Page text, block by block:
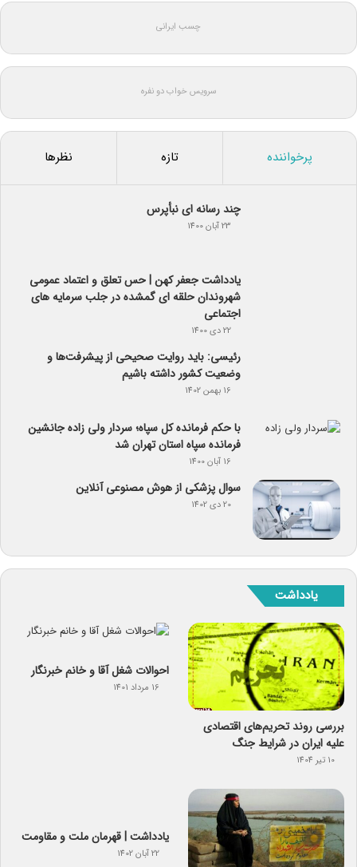
چسب ایرانی
سرویس خواب دو نفره
پرخواننده تازه نظرها
چند رسانه ای نبأپرس
23 آبان 1400
یادداشت جعفر کهن | حس تعلق و اعتماد عمومی
شهروندان حلقه ای گمشده در جلب سرمایه های
اجتماعی
22 دی 1400
رئیسی: باید روایت صحیحی از پیشرفت‌ها و
وضعیت کشور داشته باشیم
16 بهمن 1402
با حکم فرمانده کل سپاه؛ سردار ولی زاده جانشین
فرمانده سپاه استان تهران شد
16 آبان 1400
سوال پزشکی از هوش مصنوعی آنلاین
20 دی 1402
یادداشت
بررسی روند تحریم‌های اقتصادی
علیه ایران در شرایط جنگ
10 تیر 1404
احوالات شغل آقا و خانم خبرنگار
16 مرداد 1401
یادداشت | قهرمان ملت و مقاومت
22 آبان 1402